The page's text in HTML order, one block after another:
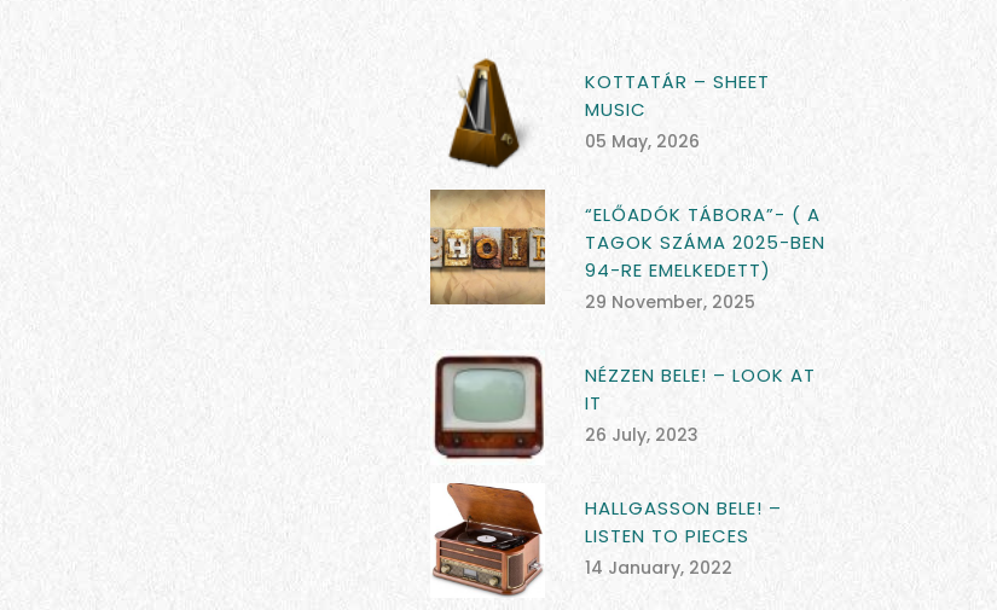
KOTTATÁR – SHEET
MUSIC
05 May, 2026
“ELŐADÓK TÁBORA”- ( A
TAGOK SZÁMA 2025-BEN
94-RE EMELKEDETT)
29 November, 2025
NÉZZEN BELE! – LOOK AT
IT
26 July, 2023
HALLGASSON BELE! –
LISTEN TO PIECES
14 January, 2022